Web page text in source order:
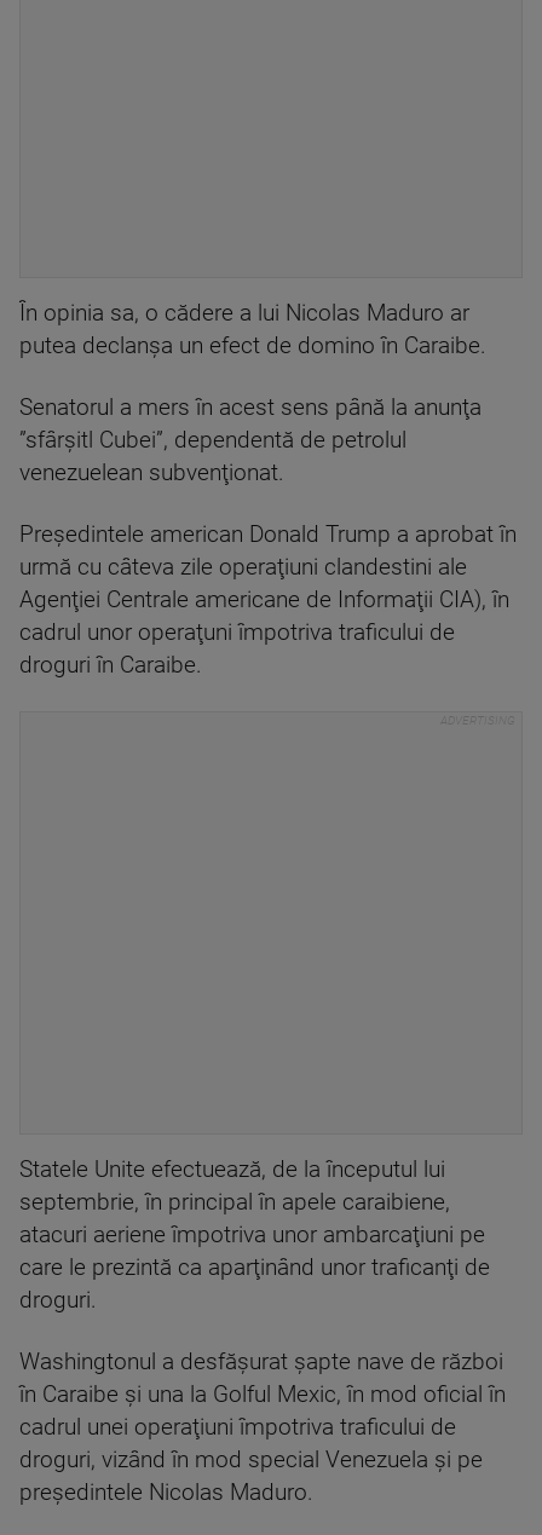
În opinia sa, o cădere a lui Nicolas Maduro ar
putea declanşa un efect de domino în Caraibe.
Senatorul a mers în acest sens până la anunţa
”sfârşitl Cubei”, dependentă de petrolul
venezuelean subvenţionat.
Preşedintele american Donald Trump a aprobat în
urmă cu câteva zile operaţiuni clandestini ale
Agenţiei Centrale americane de Informaţii CIA), în
cadrul unor operaţuni împotriva traficului de
droguri în Caraibe.
Statele Unite efectuează, de la începutul lui
septembrie, în principal în apele caraibiene,
atacuri aeriene împotriva unor ambarcaţiuni pe
care le prezintă ca aparţinând unor traficanţi de
droguri.
Washingtonul a desfăşurat şapte nave de război
în Caraibe şi una la Golful Mexic, în mod oficial în
cadrul unei operaţiuni împotriva traficului de
droguri, vizând în mod special Venezuela şi pe
preşedintele Nicolas Maduro.